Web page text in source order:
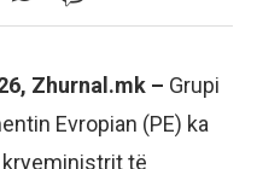
Zhurnal.mk – Grupi
Evropian (PE) ka
të